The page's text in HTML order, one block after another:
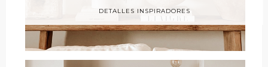
DETALLES INSPIRADORES